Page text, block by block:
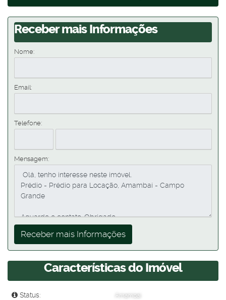
Receber mais Informações
Nome:
Email:
Telefone:
Mensagem:
Características do Imóvel
Status: Amambai